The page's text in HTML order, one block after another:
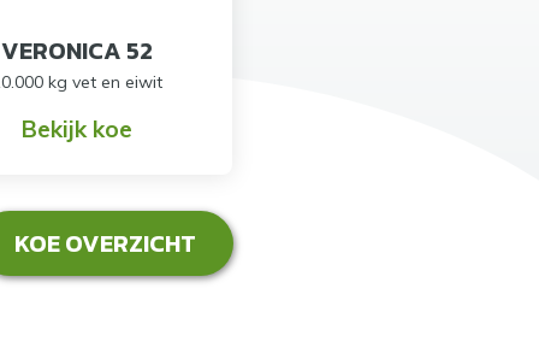
VERONICA 52
kg vet en eiwit
Bekijk koe
KOE OVERZICHT